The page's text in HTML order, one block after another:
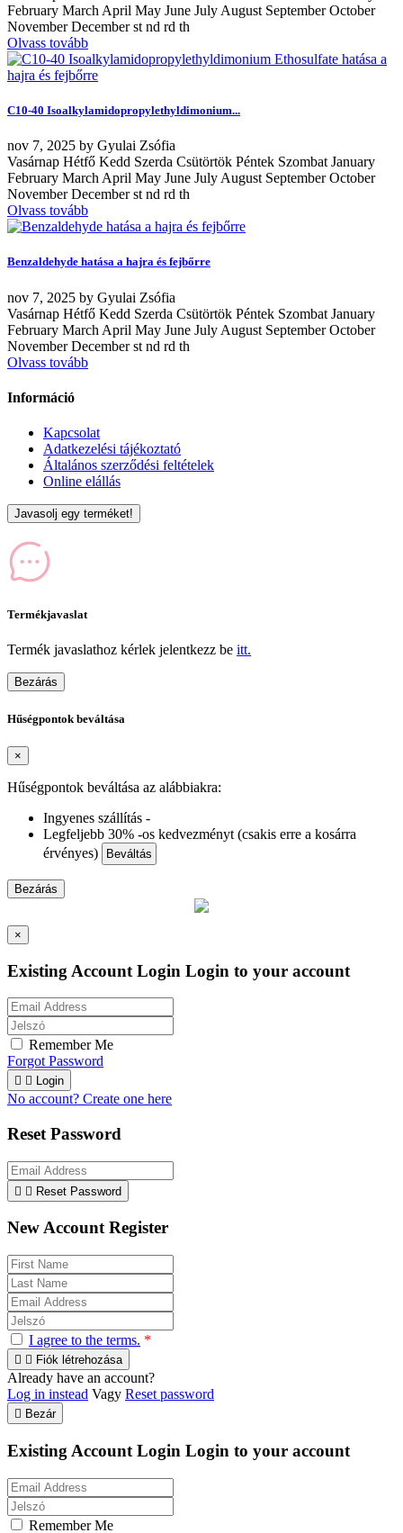
February March April May June July August September October
November December st nd rd th
Olvass tovább
C10-40 Isoalkylamidopropylethyldimonium...
nov 7, 2025 by Gyulai Zsófia
Vasárnap Hétfő Kedd Szerda Csütörtök Péntek Szombat January
February March April May June July August September October
November December st nd rd th
Olvass tovább
Benzaldehyde hatása a hajra és fejbőrre
nov 7, 2025 by Gyulai Zsófia
Vasárnap Hétfő Kedd Szerda Csütörtök Péntek Szombat January
February March April May June July August September October
November December st nd rd th
Olvass tovább
Információ
Kapcsolat
Adatkezelési tájékoztató
Általános szerződési feltételek
Online elállás
Javasolj egy terméket!
Termékjavaslat
Termék javaslathoz kérlek jelentkezz be itt.
Bezárás
Hűségpontok beváltása
×
Hűségpontok beváltása az alábbiakra:
Ingyenes szállítás -
Legfeljebb 30% -os kedvezményt (csakis erre a kosárra
érvényes)
Beváltás
Bezárás
×
Existing Account Login Login to your account
Remember Me
Forgot Password
  Login
No account? Create one here
Reset Password
  Reset Password
New Account Register
I agree to the terms. *
  Fiók létrehozása
Already have an account?
Log in instead Vagy Reset password
 Bezár
Existing Account Login Login to your account
Remember Me